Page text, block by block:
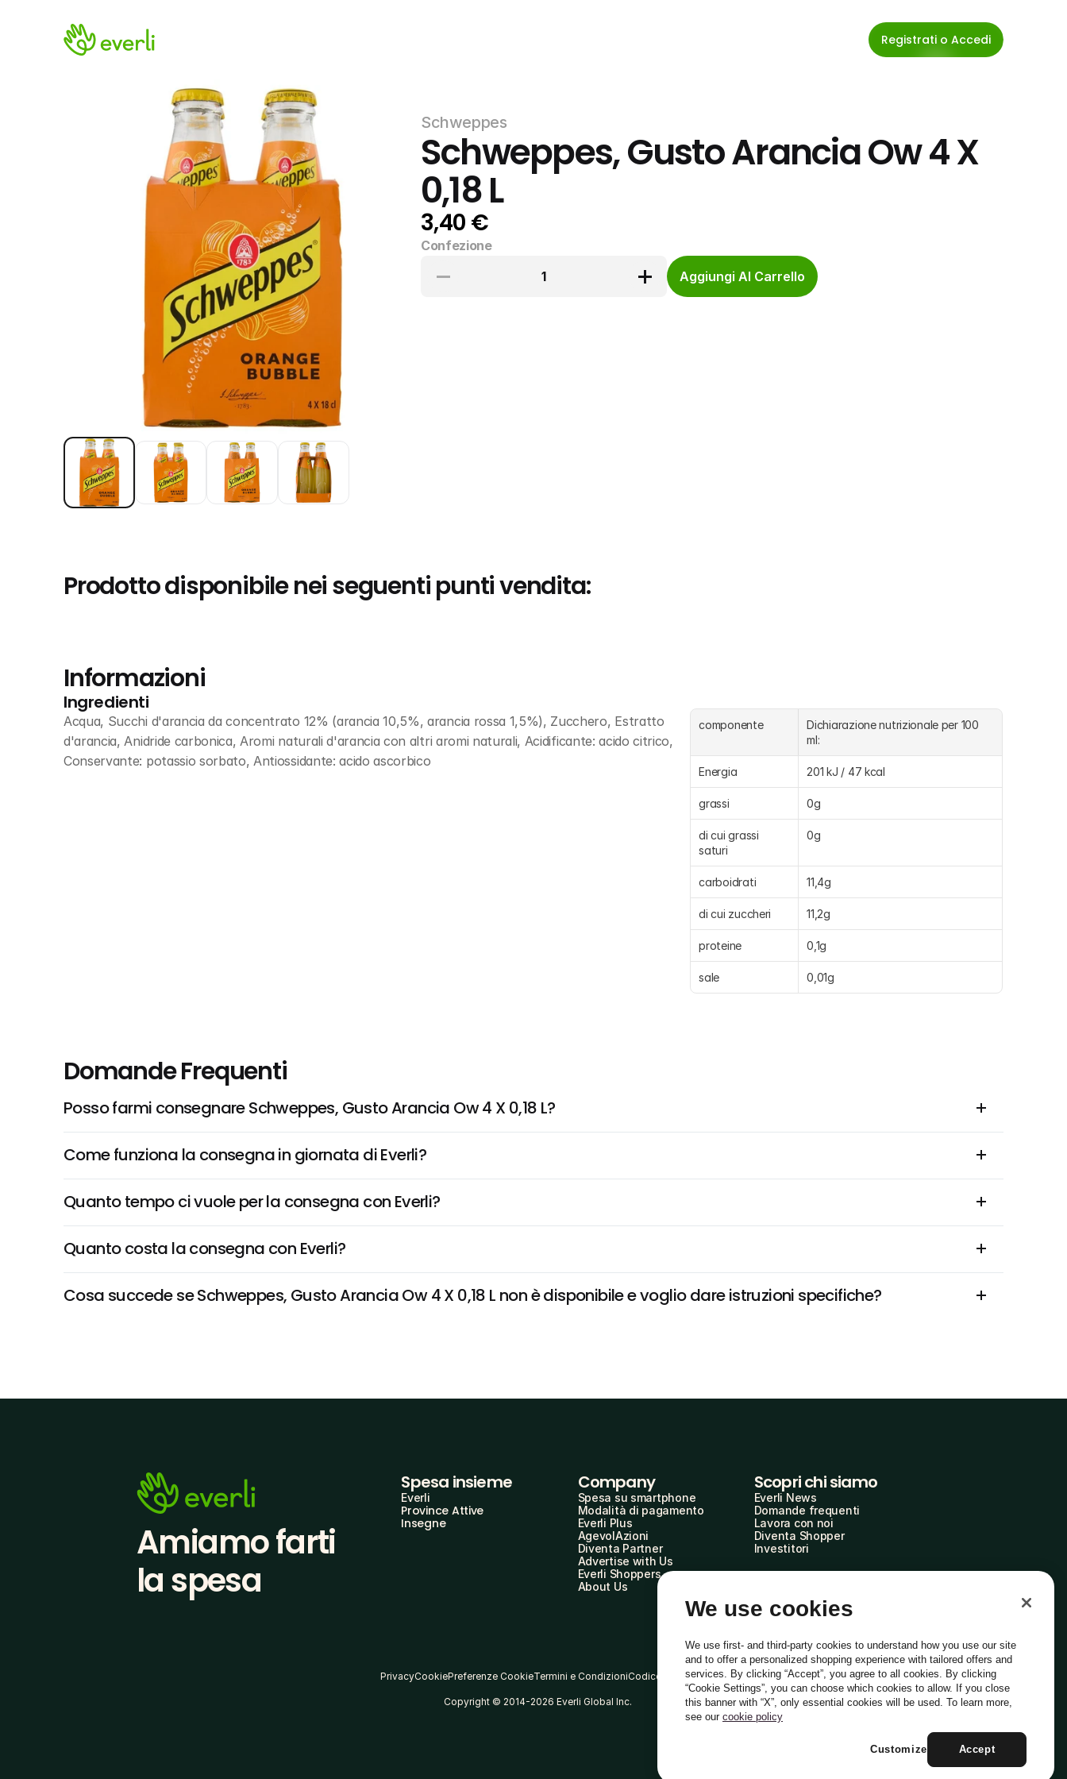
Registrati o Accedi
Schweppes
Schweppes, Gusto Arancia Ow 4 X
0,18 L
3,40 €
Confezione
1
Aggiungi Al Carrello
Prodotto disponibile nei seguenti punti vendita:
Informazioni
Ingredienti
Acqua, Succhi d'arancia da concentrato 12% (arancia 10,5%, arancia rossa 1,5%), Zucchero, Estratto
d'arancia, Anidride carbonica, Aromi naturali d'arancia con altri aromi naturali, Acidificante: acido citrico,
Conservante: potassio sorbato, Antiossidante: acido ascorbico
componente
Dichiarazione nutrizionale per 100
ml:
Energia 201 kJ / 47 kcal
grassi 0g
di cui grassi
saturi
0g
carboidrati 11,4g
di cui zuccheri 11,2g
proteine 0,1g
sale 0,01g
Domande Frequenti
Posso farmi consegnare Schweppes, Gusto Arancia Ow 4 X 0,18 L?
Come funziona la consegna in giornata di Everli?
Quanto tempo ci vuole per la consegna con Everli?
Quanto costa la consegna con Everli?
Cosa succede se Schweppes, Gusto Arancia Ow 4 X 0,18 L non è disponibile e voglio dare istruzioni specifiche?
Amiamo farti
la spesa
Spesa insieme
Everli
Province Attive
Insegne
Company
Spesa su smartphone
Modalità di pagamento
Everli Plus
AgevolAzioni
Diventa Partner
Advertise with Us
Everli Shoppers
About Us
Scopri chi siamo
Everli News
Domande frequenti
Lavora con noi
Diventa Shopper
Investitori
PrivacyCookiePreferenze CookieTermini e CondizioniCodice Etico
Copyright © 2014-2026 Everli Global Inc. Italiano
We use cookies
We use first- and third-party cookies to understand how you use our site
and to offer a personalized shopping experience with tailored offers and
services. By clicking “Accept”, you agree to all cookies. By clicking
“Cookie Settings”, you can choose which cookies to allow. If you close
this banner with “X”, only essential cookies will be used. To learn more,
see our cookie policy
Accept
Customize